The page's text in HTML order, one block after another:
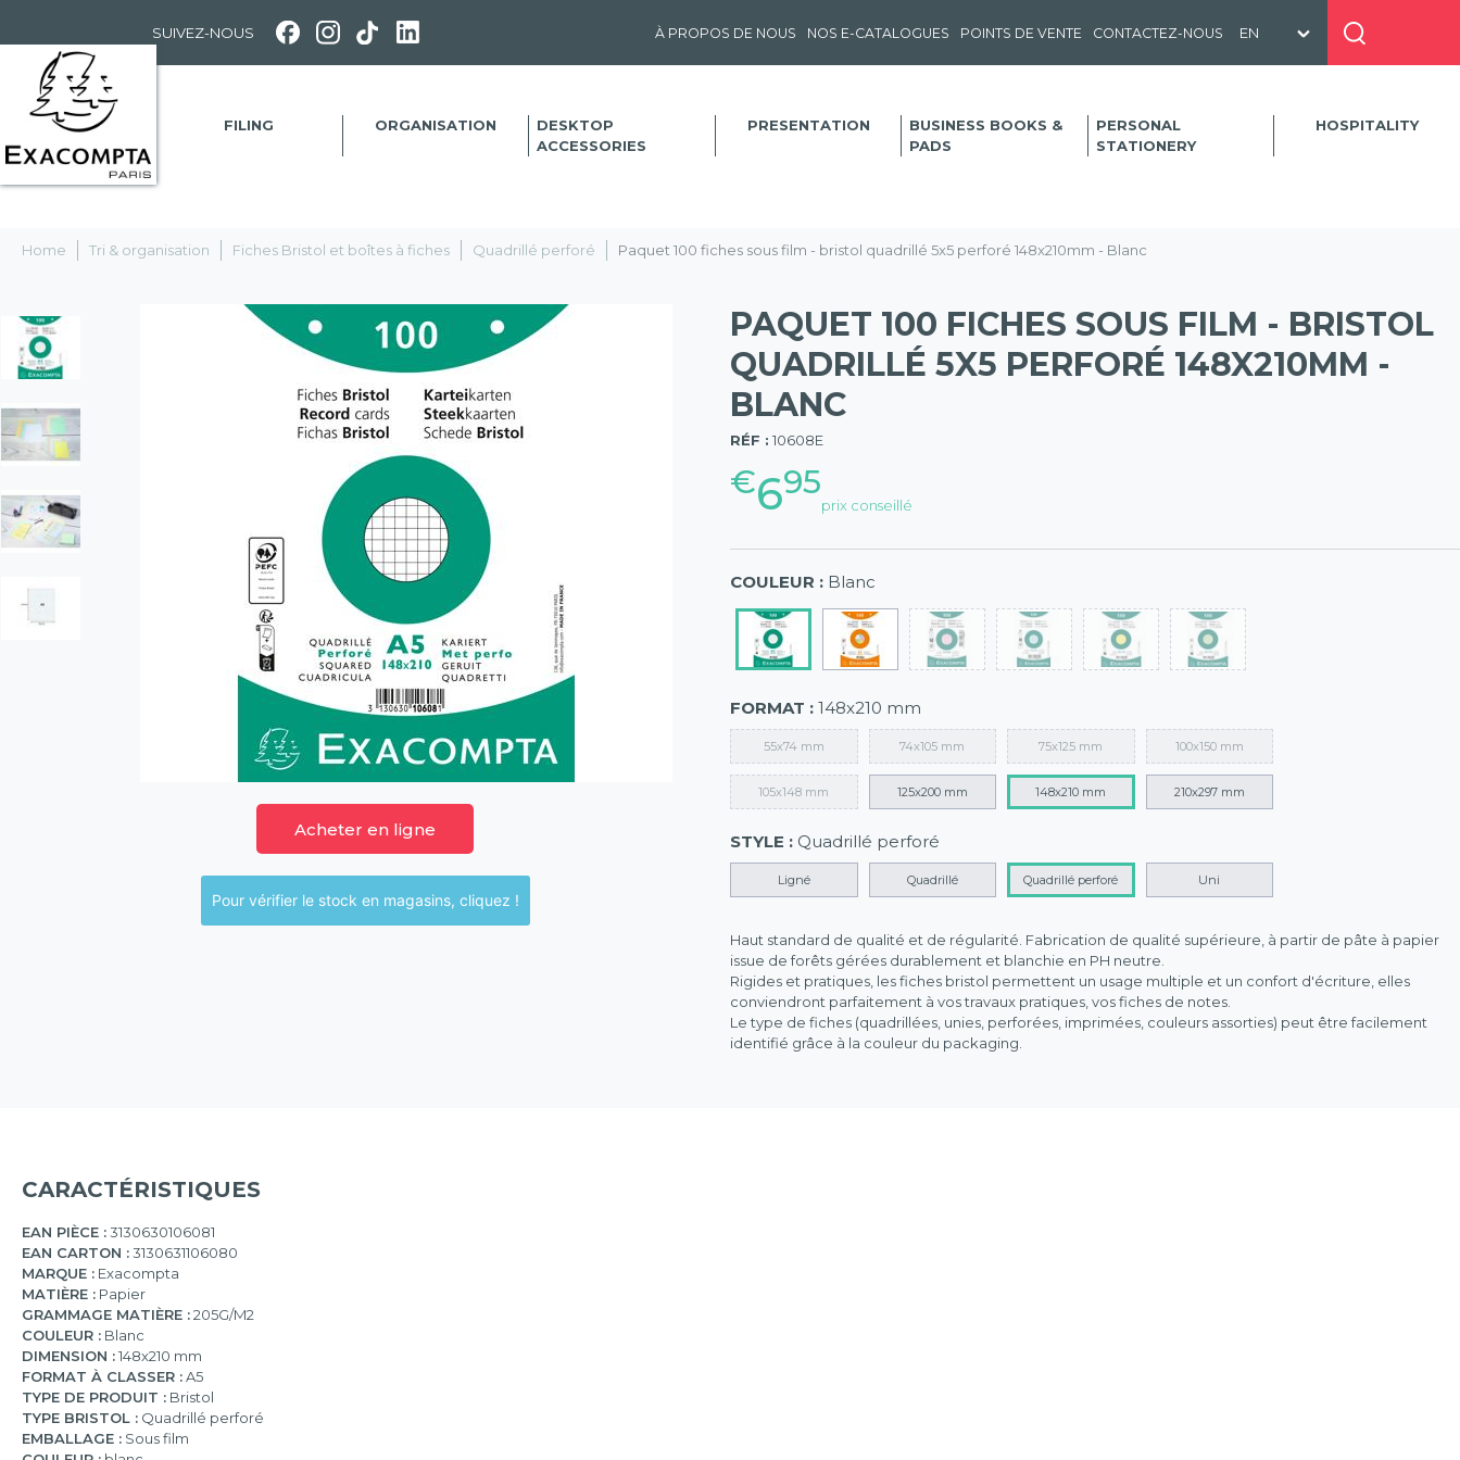
SUIVEZ-NOUS À PROPOS DE NOUS NOS E-CATALOGUES POINTS DE VENTE CONTACTEZ-NOUS
FILING ORGANISATION
DESKTOP
ACCESSORIES
PRESENTATION
BUSINESS BOOKS &
PADS
PERSONAL
STATIONERY
HOSPITALITY
Home Tri & organisation Fiches Bristol et boîtes à fiches Quadrillé perforé Paquet 100 fiches sous film - bristol quadrillé 5x5 perforé 148x210mm - Blanc
Acheter en ligne
Pour vérifier le stock en magasins, cliquez !
PAQUET 100 FICHES SOUS FILM - BRISTOL
QUADRILLÉ 5X5 PERFORÉ 148X210MM -
BLANC
RÉF : 10608E
€695
prix conseillé
(57)
COULEUR : Blanc
FORMAT : 148x210 mm
55x74 mm 74x105 mm 75x125 mm 100x150 mm
105x148 mm 125x200 mm 148x210 mm 210x297 mm
STYLE : Quadrillé perforé
Ligné Quadrillé Quadrillé perforé Uni
Haut standard de qualité et de régularité. Fabrication de qualité supérieure, à partir de pâte à papier
issue de forêts gérées durablement et blanchie en PH neutre.
Rigides et pratiques, les fiches bristol permettent un usage multiple et un confort d'écriture, elles
conviendront parfaitement à vos travaux pratiques, vos fiches de notes.
Le type de fiches (quadrillées, unies, perforées, imprimées, couleurs assorties) peut être facilement
identifié grâce à la couleur du packaging.
CARACTÉRISTIQUES
EAN PIÈCE :3130630106081
EAN CARTON :3130631106080
MARQUE : Exacompta
MATIÈRE : Papier
GRAMMAGE MATIÈRE :205G/M2
COULEUR : Blanc
DIMENSION :148x210 mm
FORMAT À CLASSER :A5
TYPE DE PRODUIT : Bristol
TYPE BRISTOL : Quadrillé perforé
EMBALLAGE : Sous film